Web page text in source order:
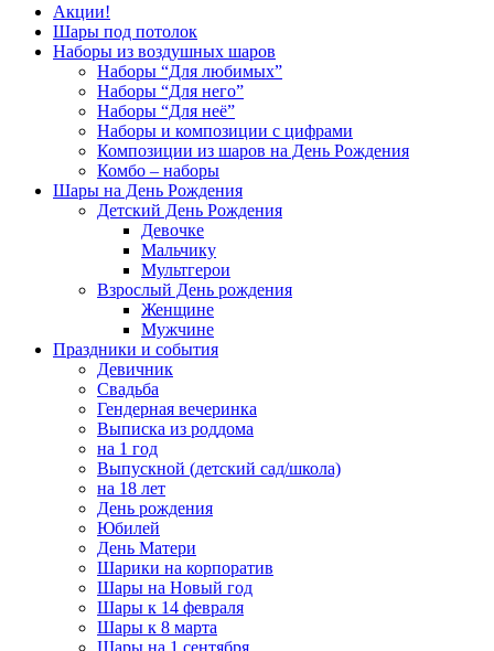
Акции!
Шары под потолок
Наборы из воздушных шаров
Наборы “Для любимых”
Наборы “Для него”
Наборы “Для неё”
Наборы и композиции с цифрами
Композиции из шаров на День Рождения
Комбо – наборы
Шары на День Рождения
Детский День Рождения
Девочке
Мальчику
Мультгерои
Взрослый День рождения
Женщине
Мужчине
Праздники и события
Девичник
Свадьба
Гендерная вечеринка
Выписка из роддома
на 1 год
Выпускной (детский сад/школа)
на 18 лет
День рождения
Юбилей
День Матери
Шарики на корпоратив
Шары на Новый год
Шары к 14 февраля
Шары к 8 марта
Шары на 1 сентября